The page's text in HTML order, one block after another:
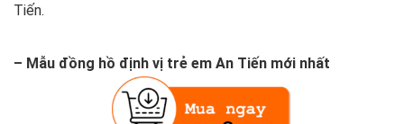
Tiến.
– Mẫu đồng hồ định vị trẻ em An Tiến mới nhất